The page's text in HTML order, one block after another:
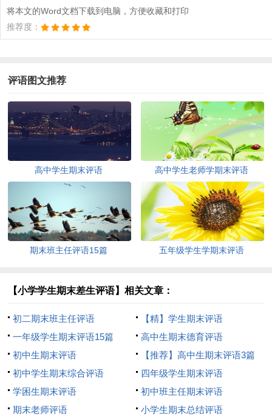
将本文的Word文档下载到电脑，方便收藏和打印
推荐度：
评语图文推荐
高中学生期末评语 高中学生老师学期末评语
期末班主任评语15篇 五年级学生学期末评语
【小学学生期末差生评语】相关文章：
初二期末班主任评语
【精】学生期末评语
一年级学生期末评语15篇
高中生期末德育评语
初中生期末评语
【推荐】高中生期末评语3篇
初中学生期末综合评语
四年级学生期末评语
学困生期末评语
初中班主任期末评语
期末老师评语
小学生期末总结评语